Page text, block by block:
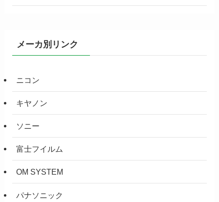
メーカ別リンク
ニコン
キヤノン
ソニー
富士フイルム
OM SYSTEM
パナソニック